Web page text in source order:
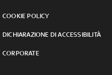
COOKIE POLICY
DICHIARAZIONE DI ACCESSIBILITÀ
CORPORATE